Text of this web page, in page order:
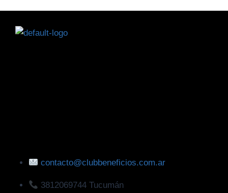
contacto@clubbeneficios.com.ar
3812069744 Tucumán